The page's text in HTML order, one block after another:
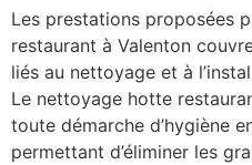
Les prestations proposées
restaurant à Valenton
liés au nettoyage et à
Le nettoyage hotte
toute démarche d’hygiène
permettant d’éliminer les